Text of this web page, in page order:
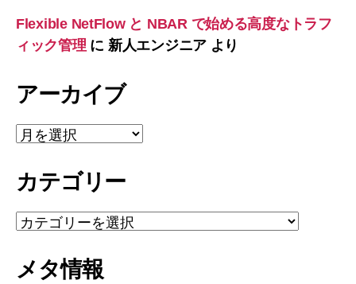
Flexible NetFlow と NBAR で始める高度なトラフ
ィック管理 に 新人エンジニアより
アーカイブ
ア
ー
イ
カテゴリー
カ
テ
リ
メタ情報